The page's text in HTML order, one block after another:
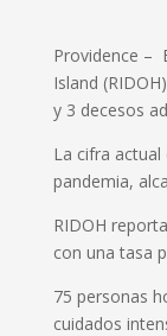
Providence –
Island
y 3 decesos
La cifra
pandemia,
RIDOH
con una tasa
75 personas
cuidados